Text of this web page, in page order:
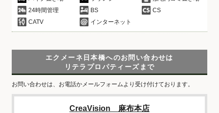
24時間管理
BS
CS
CATV
インターネット
エクメーネ日本橋へのお問い合わせは
リテラプロパティーズまで
お問い合わせは、お電話かメールフォームより受け付けております。
CreaVision 麻布本店